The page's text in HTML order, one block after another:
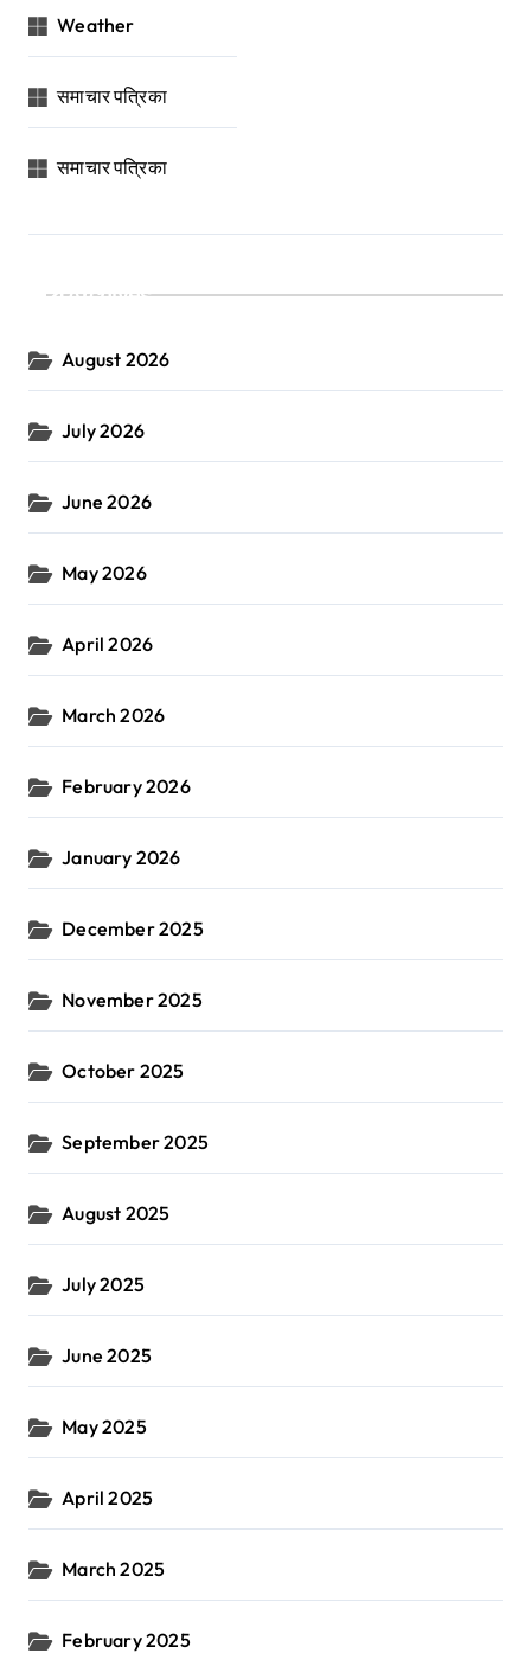
Weather
समाचार पत्रिका
समाचार पत्रिका
Archives
August 2026
July 2026
June 2026
May 2026
April 2026
March 2026
February 2026
January 2026
December 2025
November 2025
October 2025
September 2025
August 2025
July 2025
June 2025
May 2025
April 2025
March 2025
February 2025